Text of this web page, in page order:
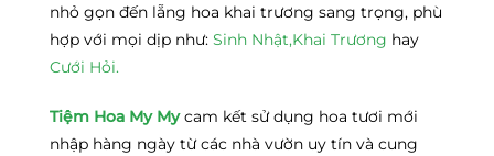
nhỏ gọn đến lẵng hoa khai trương sang trọng, phù
hợp với mọi dịp như: Sinh Nhật,Khai Trương hay
Cưới Hỏi.
Tiệm Hoa My Mycam kết sử dụng hoa tươi mới
nhập hàng ngày từ các nhà vườn uy tín và cung